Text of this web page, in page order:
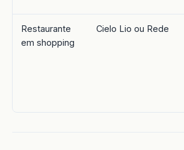
Restaurante
em shopping
Cielo Lio ou Rede